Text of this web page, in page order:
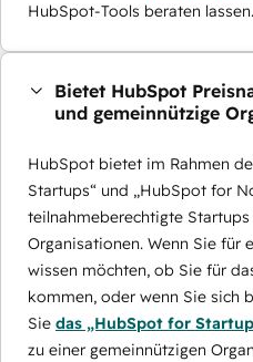
HubSpot-Tools beraten lassen.
Bietet HubSpot
und gemeinnützige
HubSpot bietet im Rahmen
Startups“ und „HubSpot for
teilnahmeberechtigte
Organisationen. Wenn Sie für
wissen möchten, ob Sie für
kommen, oder wenn Sie sich
Sie das „HubSpot for
zu einer gemeinnützigen